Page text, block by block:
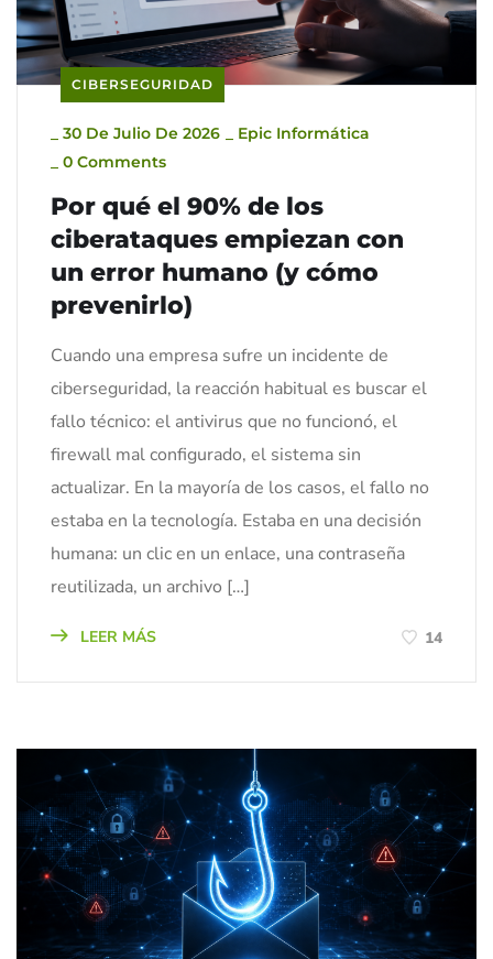
CIBERSEGURIDAD
30 De Julio De 2026
Epic Informática
0 Comments
Por qué el 90% de los
ciberataques empiezan con
un error humano (y cómo
prevenirlo)
Cuando una empresa sufre un incidente de
ciberseguridad, la reacción habitual es buscar el
fallo técnico: el antivirus que no funcionó, el
firewall mal configurado, el sistema sin
actualizar. En la mayoría de los casos, el fallo no
estaba en la tecnología. Estaba en una decisión
humana: un clic en un enlace, una contraseña
reutilizada, un archivo […]
LEER MÁS 14